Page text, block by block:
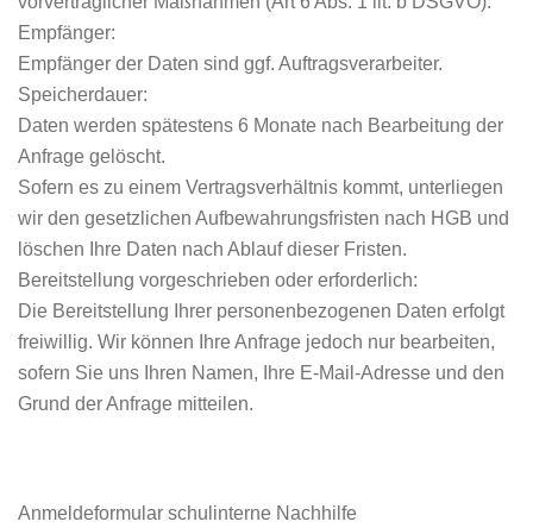
Empfänger:
Empfänger der Daten sind ggf. Auftragsverarbeiter.
Speicherdauer:
Daten werden spätestens 6 Monate nach Bearbeitung der
Anfrage gelöscht.
Sofern es zu einem Vertragsverhältnis kommt, unterliegen
wir den gesetzlichen Aufbewahrungsfristen nach HGB und
löschen Ihre Daten nach Ablauf dieser Fristen.
Bereitstellung vorgeschrieben oder erforderlich:
Die Bereitstellung Ihrer personenbezogenen Daten erfolgt
freiwillig. Wir können Ihre Anfrage jedoch nur bearbeiten,
sofern Sie uns Ihren Namen, Ihre E-Mail-Adresse und den
Grund der Anfrage mitteilen.
Anmeldeformular schulinterne Nachhilfe